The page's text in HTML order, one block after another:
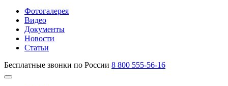
Фотогалерея
Видео
Документы
Новости
Статьи
Бесплатные звонки по России 8 800 555-56-16